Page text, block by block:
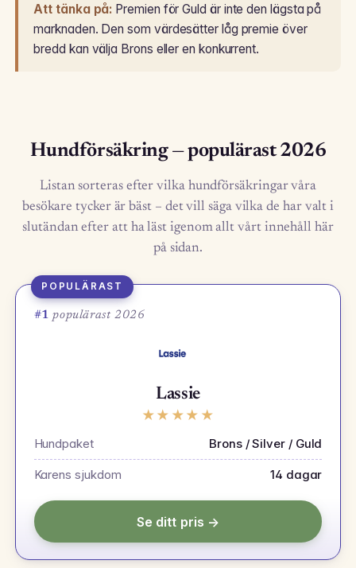
Att tänka på: Premien för Guld är inte den lägsta på
marknaden. Den som värdesätter låg premie över
bredd kan välja Brons eller en konkurrent.
Hundförsäkring — populärast 2026
Listan sorteras efter vilka hundförsäkringar våra
besökare tycker är bäst – det vill säga vilka de har valt i
slutändan efter att ha läst igenom allt vårt innehåll här
på sidan.
POPULÄRAST
#1 populärast 2026
Lassie
★ ★ ★ ★ ★
Hundpaket Brons / Silver / Guld
Karens sjukdom 14 dagar
Se ditt pris →